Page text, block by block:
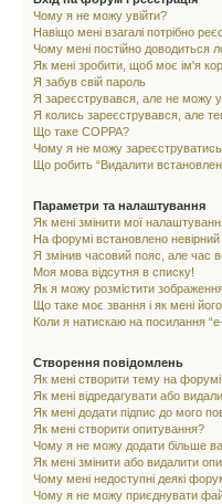
Чому я не можу увійти?
Навіщо мені взагалі потрібно
Чому мені постійно доводиться
Як мені зробити, щоб моє ім'я
Я забув свій пароль
Я зареєструвався, але не можу
Я колись зареєструвався, але
Що таке COPPA?
Чому я не можу
Що робить “Видалити
Параметри та налаштування
Як мені змінити мої
На форумі встановлено невірний
Я змінив часовий пояс, але час
Моя мова відсутня в списку!
Як я можу розмістити
Що таке моє звання і як мені
Коли я натискаю на посилання
Створення повідомлень
Як мені створити тему на
Як мені відредагувати або
Як мені додати підпис до мого
Як мені створити опитування?
Чому я не можу додати більше
Як мені змінити або видалити
Чому мені недоступні деякі
Чому я не можу приєднувати